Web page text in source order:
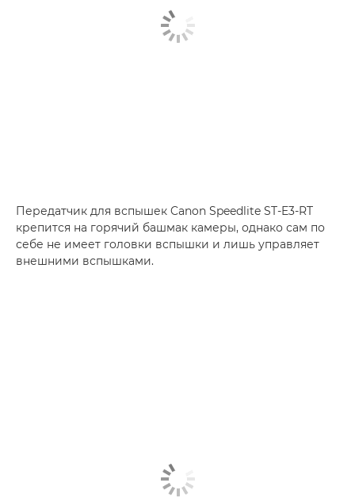
Передатчик для вспышек Canon Speedlite ST-E3-RT
крепится на горячий башмак камеры, однако сам по
себе не имеет головки вспышки и лишь управляет
внешними вспышками.